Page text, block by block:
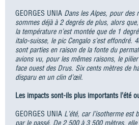
GEORGES UNIA Dans les Alpes, pour des
sommes déjà à 2 degrés de plus, alors
la température n’est montée que de 1
italo-suisse, le pic Cengalo s’est effondré.
sont parties en raison de la fonte du
avions vu, pour les mêmes raisons, le
face ouest des Drus. Six cents mètres de
disparu en un clin d’œil.
Les impacts sont-ils plus importants l’été
GEORGES UNIA L’été, car l’isotherme est
par le passé. De 2 500 à 3 500 mètres, elle